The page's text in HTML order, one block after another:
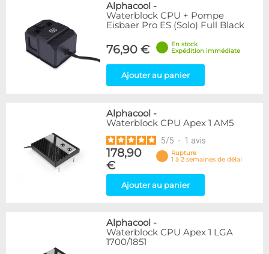
Alphacool -
Waterblock CPU + Pompe
Eisbaer Pro ES (Solo) Full Black
76,90 €
En stock
Expédition immédiate
Ajouter au panier
Alphacool -
Waterblock CPU Apex 1 AM5
5/5 - 1 avis
178,90
€
Rupture
1 à 2 semaines de délai
Ajouter au panier
Alphacool -
Waterblock CPU Apex 1 LGA
1700/1851